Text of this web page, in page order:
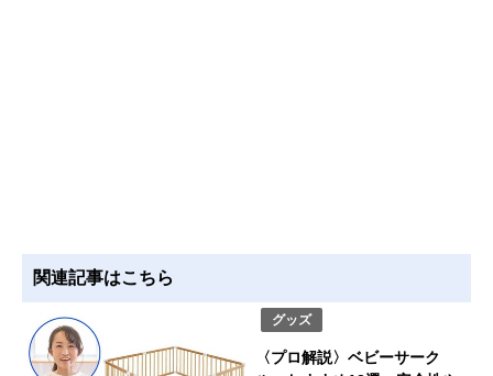
関連記事はこちら
グッズ
〈プロ解説〉ベビーサーク